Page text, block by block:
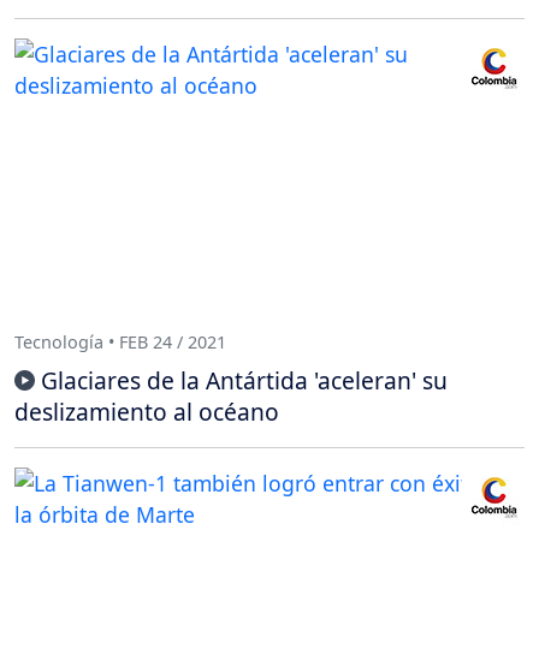
Tecnología • FEB 24 / 2021
Glaciares de la Antártida 'aceleran' su
deslizamiento al océano